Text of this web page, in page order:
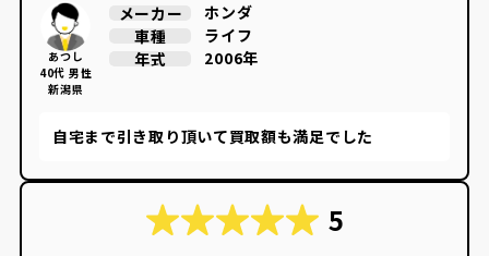
あつし
40代 男性
新潟県
メーカー
ホンダ
車種
ライフ
年式
2006年
自宅まで引き取り頂いて買取額も満足でした
5